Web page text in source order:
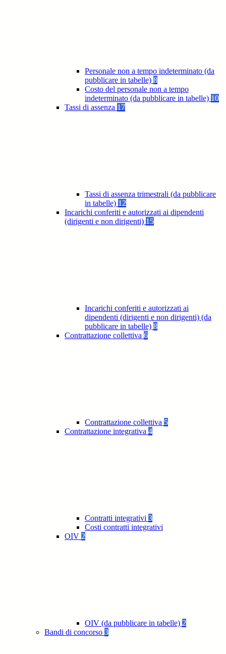
Personale non a tempo indeterminato (da
pubblicare in tabelle) 8
Costo del personale non a tempo
indeterminato (da pubblicare in tabelle) 10
Tassi di assenza 17
Tassi di assenza trimestrali (da pubblicare
in tabelle) 12
Incarichi conferiti e autorizzati ai dipendenti
(dirigenti e non dirigenti) 15
Incarichi conferiti e autorizzati ai
dipendenti (dirigenti e non dirigenti) (da
pubblicare in tabelle) 8
Contrattazione collettiva 6
Contrattazione collettiva 5
Contrattazione integrativa 4
Contratti integrativi 3
Costi contratti integrativi
OIV 2
OIV (da pubblicare in tabelle) 2
Bandi di concorso 3